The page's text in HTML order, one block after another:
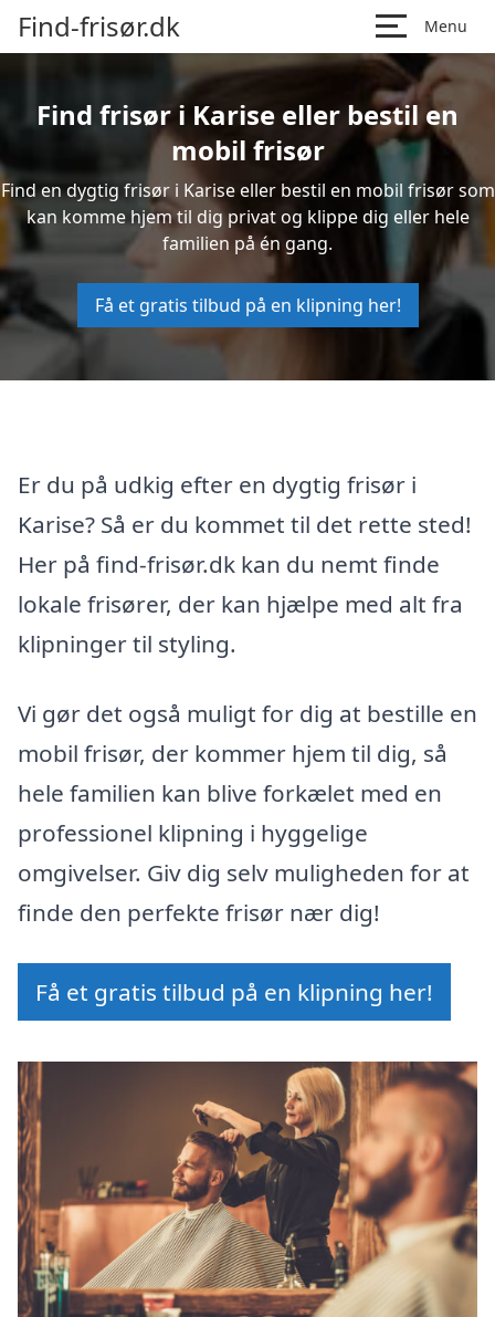
Find-frisør.dk Menu
Find frisør i Karise eller bestil en
mobil frisør
Find en dygtig frisør i Karise eller bestil en mobil frisør som
kan komme hjem til dig privat og klippe dig eller hele
familien på én gang.
Få et gratis tilbud på en klipning her!
Er du på udkig efter en dygtig frisør i
Karise? Så er du kommet til det rette sted!
Her på find-frisør.dk kan du nemt finde
lokale frisører, der kan hjælpe med alt fra
klipninger til styling.
Vi gør det også muligt for dig at bestille en
mobil frisør, der kommer hjem til dig, så
hele familien kan blive forkælet med en
professionel klipning i hyggelige
omgivelser. Giv dig selv muligheden for at
finde den perfekte frisør nær dig!
Få et gratis tilbud på en klipning her!